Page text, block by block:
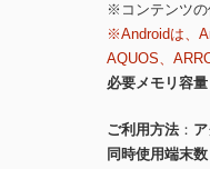
※コンテンツの
※Androidは、
AQUOS、
必要メモリ容量
ご利用方法
同時使用端末数